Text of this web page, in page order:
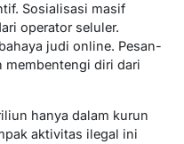
Sosialisasi masif
operator seluler.
judi online. Pesan-
membentengi diri dari
hanya dalam kurun
aktivitas ilegal ini